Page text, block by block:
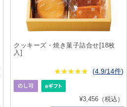
クッキーズ・焼き菓子詰合せ[18枚
入]
★★★★★
★★★★★ (4.9/14件)
¥3,456（税込）